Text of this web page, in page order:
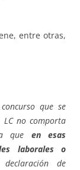
entre otras,
que se
no comporta
que en esas
laborales o
de